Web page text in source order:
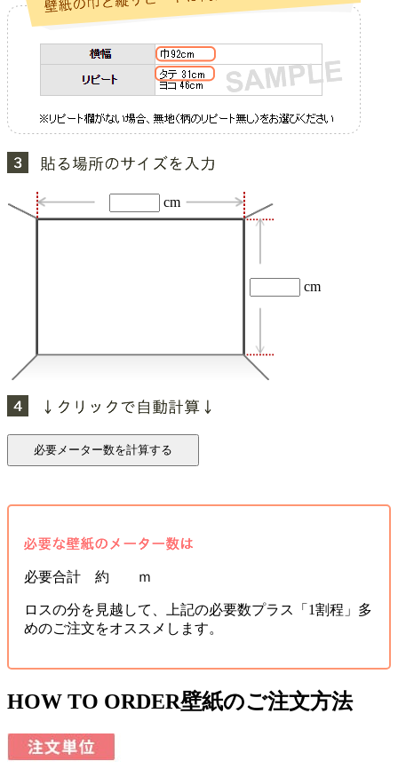
cm
cm
必要合計 約 ｍ
ロスの分を見越して、上記の必要数プラス「1割程」多
めのご注文をオススメします。
HOW TO ORDER壁紙のご注文方法